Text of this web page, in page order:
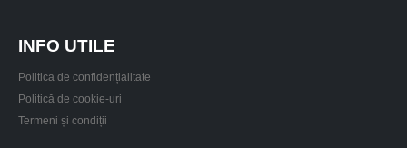
INFO UTILE
Politica de confidențialitate
Politică de cookie-uri
Termeni și condiții